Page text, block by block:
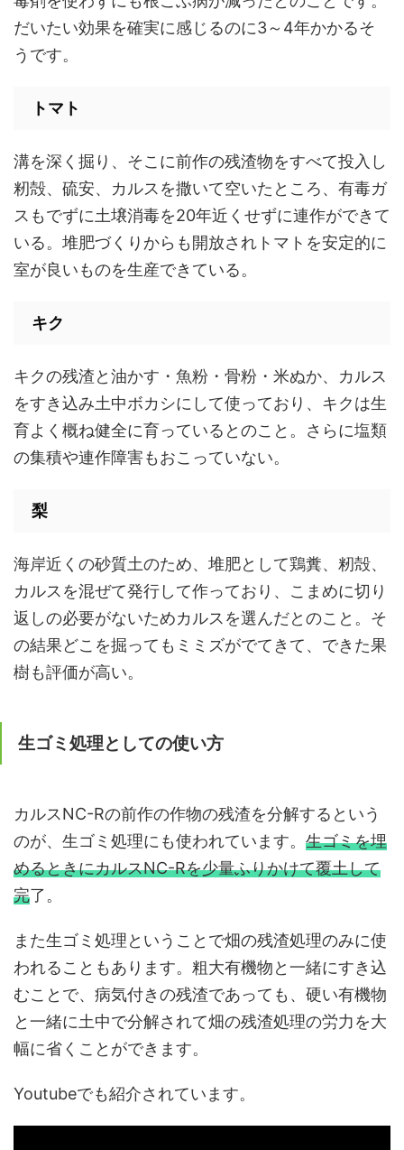
だいたい効果を確実に感じるのに3～4年かかるそ
うです。
トマト
溝を深く掘り、そこに前作の残渣物をすべて投入し
籾殻、硫安、カルスを撒いて空いたところ、有毒ガ
スもでずに土壌消毒を20年近くせずに連作ができて
いる。堆肥づくりからも開放されトマトを安定的に
室が良いものを生産できている。
キク
キクの残渣と油かす・魚粉・骨粉・米ぬか、カルス
をすき込み土中ボカシにして使っており、キクは生
育よく概ね健全に育っているとのこと。さらに塩類
の集積や連作障害もおこっていない。
梨
海岸近くの砂質土のため、堆肥として鶏糞、籾殻、
カルスを混ぜて発行して作っており、こまめに切り
返しの必要がないためカルスを選んだとのこと。そ
の結果どこを掘ってもミミズがでてきて、できた果
樹も評価が高い。
生ゴミ処理としての使い方
カルスNC-Rの前作の作物の残渣を分解するという
のが、生ゴミ処理にも使われています。 生ゴミを埋
めるときにカルスNC-Rを少量ふりかけて覆土して
完了。
また生ゴミ処理ということで畑の残渣処理のみに使
われることもあります。粗大有機物と一緒にすき込
むことで、病気付きの残渣であっても、硬い有機物
と一緒に土中で分解されて畑の残渣処理の労力を大
幅に省くことができます。
Youtubeでも紹介されています。